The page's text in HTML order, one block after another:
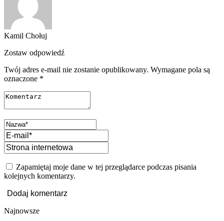
Kamil Chołuj
Zostaw odpowiedź
Twój adres e-mail nie zostanie opublikowany. Wymagane pola są
oznaczone *
Zapamiętaj moje dane w tej przeglądarce podczas pisania
kolejnych komentarzy.
Najnowsze